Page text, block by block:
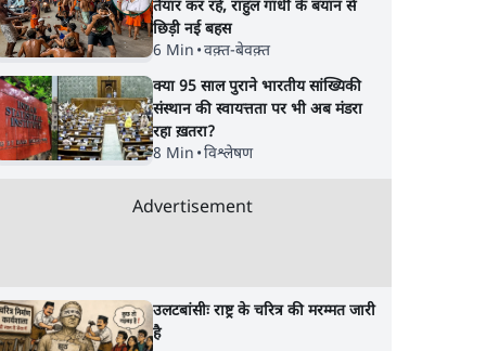
तैयार कर रहे, राहुल गांधी के बयान से
छिड़ी नई बहस
6 Min •वक़्त-बेवक़्त
क्या 95 साल पुराने भारतीय सांख्यिकी
संस्थान की स्वायत्तता पर भी अब मंडरा
रहा ख़तरा?
8 Min •विश्लेषण
Advertisement
उलटबांसीः राष्ट्र के चरित्र की मरम्मत जारी
है